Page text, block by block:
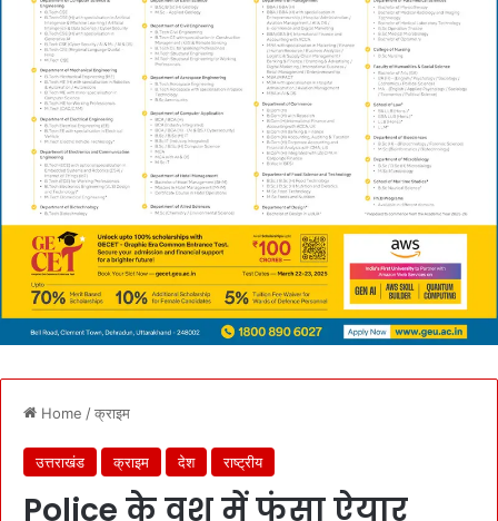
Home /क्राइम
उत्तराखंड क्राइम देश राष्ट्रीय
Police के वश में फंसा ऐयार